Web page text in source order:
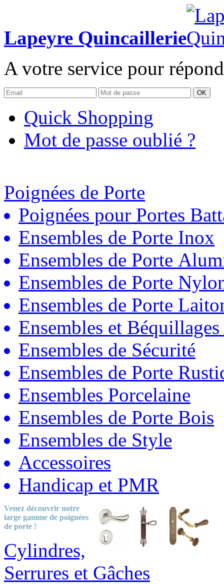
Lapeyre Quincaillerie
A votre service pour
OK
Quick Shopping
Mot de passe oublié ?
Poignées de Porte
Poignées pour Portes
Ensembles de Porte Inox
Ensembles de Porte
Ensembles de Porte
Ensembles de Porte
Ensembles et
Ensembles de Sécurité
Ensembles de Porte
Ensembles Porcelaine
Ensembles de Porte Bois
Ensembles de Style
Accessoires
Handicap et PMR
Venez découvrir notre
large gamme de poignées
de porte !
Cylindres,
Serrures et Gâches